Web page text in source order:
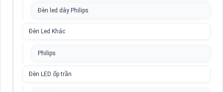
Đèn led dây Philips
Đèn Led Khác
Philips
Đèn LED ốp trần